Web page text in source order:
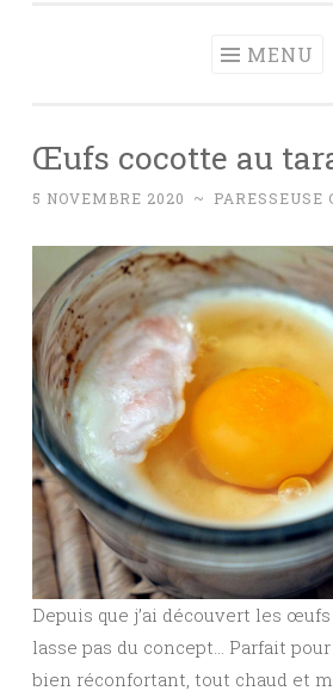
MENU
Œufs cocotte au
5 NOVEMBRE 2020 ~ PARESSEUSE
Depuis que j’ai découvert les
lasse pas du concept… Parfait
bien réconfortant, tout chaud et